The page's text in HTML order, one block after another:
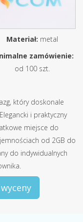
Materiał: metal
zamówienie:
od 100 szt.
który doskonale
i praktyczny
miejsce do
od 2GB do
do indywidualnych